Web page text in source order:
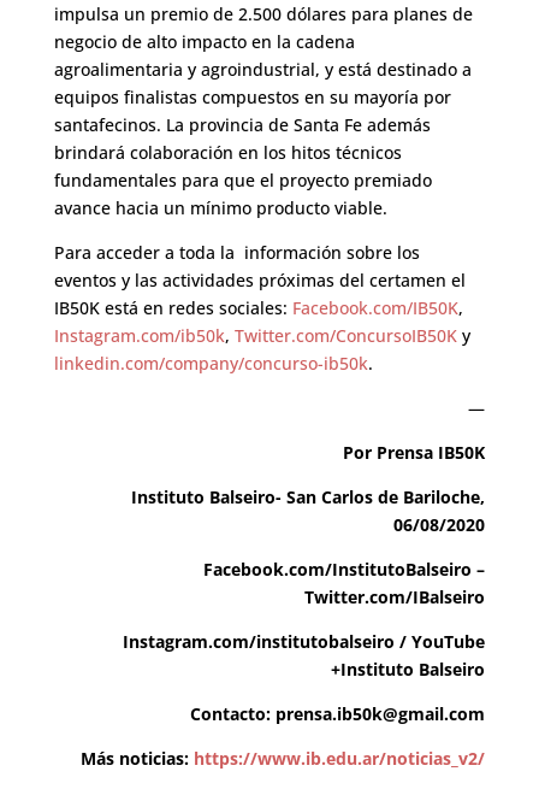
impulsa un premio de 2.500 dólares para planes de
negocio de alto impacto en la cadena
agroalimentaria y agroindustrial, y está destinado a
equipos finalistas compuestos en su mayoría por
santafecinos. La provincia de Santa Fe además
brindará colaboración en los hitos técnicos
fundamentales para que el proyecto premiado
avance hacia un mínimo producto viable.
Para acceder a toda la información sobre los
eventos y las actividades próximas del certamen el
IB50K está en redes sociales: Facebook.com/IB50K,
Instagram.com/ib50k, Twitter.com/ConcursoIB50K y
linkedin.com/company/concurso-ib50k.
—
Por Prensa IB50K
Instituto Balseiro- San Carlos de Bariloche,
06/08/2020
Facebook.com/InstitutoBalseiro –
Twitter.com/IBalseiro
Instagram.com/institutobalseiro /YouTube
+Instituto Balseiro
Contacto: prensa.ib50k@gmail.com
Más noticias: https://www.ib.edu.ar/noticias_v2/